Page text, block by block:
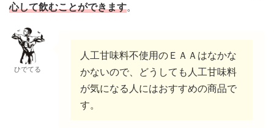
心して飲むことができます。
ひでてる
人工甘味料不使用のＥＡＡはなかな
かないので、どうしても人工甘味料
が気になる人にはおすすめの商品で
す。